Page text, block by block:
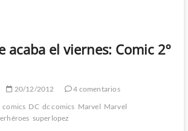
acaba el viernes: Comic 2º
20/12/2012
4 comentarios
comics DC dc comics Marvel Marvel
superlopez